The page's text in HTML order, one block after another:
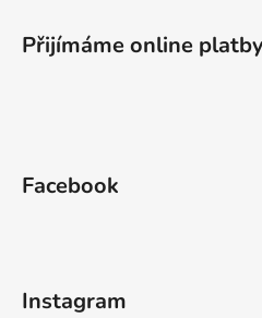
Přijímáme online platby
Facebook
Instagram